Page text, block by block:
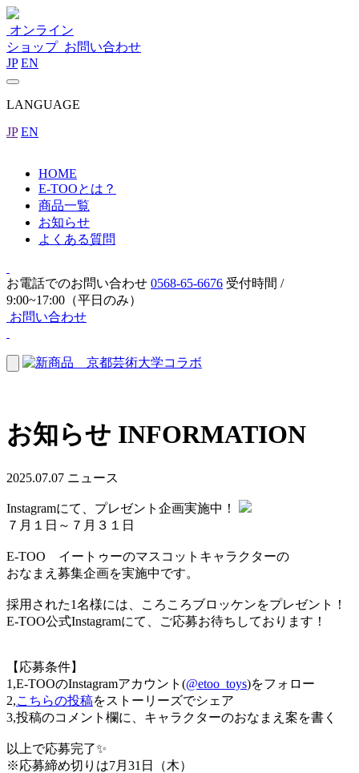
オンライン
ショップ お問い合わせ
JP EN
LANGUAGE
JP EN
HOME
E-TOOとは？
商品一覧
お知らせ
よくある質問
お電話でのお問い合わせ 0568-65-6676 受付時間 /
9:00~17:00（平日のみ）
お問い合わせ
お知らせ INFORMATION
2025.07.07 ニュース
Instagramにて、プレゼント企画実施中！
７月１日～７月３１日
E-TOO イートゥーのマスコットキャラクターの
おなまえ募集企画を実施中です。
採用された1名様には、ころころブロッケンをプレゼント！
E-TOO公式Instagramにて、ご応募お待ちしております！
【応募条件】
1,E-TOOのInstagramアカウント(@etoo_toys)をフォロー
2,こちらの投稿をストーリーズでシェア
3,投稿のコメント欄に、キャラクターのおなまえ案を書く
以上で応募完了✨
※応募締め切りは7月31日（木）